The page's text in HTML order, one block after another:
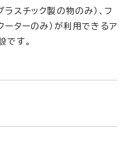
スチック製の物のみ）、フ
ーターのみ）が利用できるア
です。